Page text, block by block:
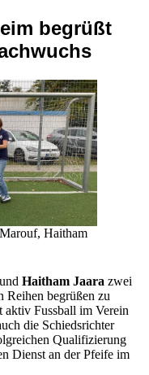
begrüßt
Haitham
Haitham Jaara zwei
Reihen begrüßen zu
aktiv Fussball im Verein
die Schiedsrichter
Qualifizierung
Dienst an der Pfeife im